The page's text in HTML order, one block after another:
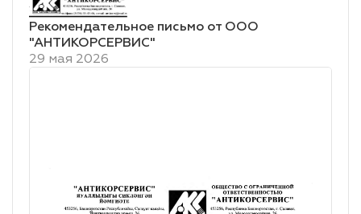
Рекомендательное письмо от ООО
"АНТИКОРСЕРВИС"
29 мая 2026